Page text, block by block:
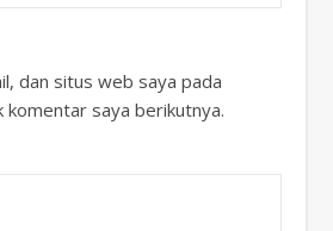
dan situs web saya pada
komentar saya berikutnya.